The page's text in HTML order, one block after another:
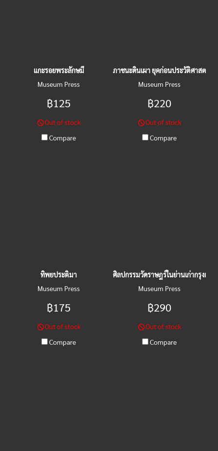
แกะรอยพระลักษมี
Museum Press
฿125
Out of stock
Compare
ภาชนะดินเผา ยุคก่อนประวัติศาสตร์ใน
Museum Press
฿220
Out of stock
Compare
ทิพยประติมา
Museum Press
฿175
Out of stock
Compare
ศิลปกรรมวัดราษฎร์ในย่านเก่ากรุงเทพ
Museum Press
฿290
Out of stock
Compare